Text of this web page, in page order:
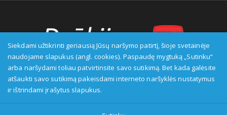
Transliuotojas: VšĮ Alytaus regioninė televizija, įmonės kodas:
149916583, adresas: Kranto g. 33, LT-62147 Alytus, priežiūros
Siekdami užtikrinti geriausią Jūsų naršymo patirtį, šioje svetainėje
naudojame slapukus (angl. cookies). Paspaudę mygtuką „Sutinku“
arba naršydami toliau patvirtinsite savo sutikimą. Bet kada galėsite
atšaukti savo sutikimą pakeisdami interneto naršyklės nustatymus
ir ištrindami įrašytus slapukus.